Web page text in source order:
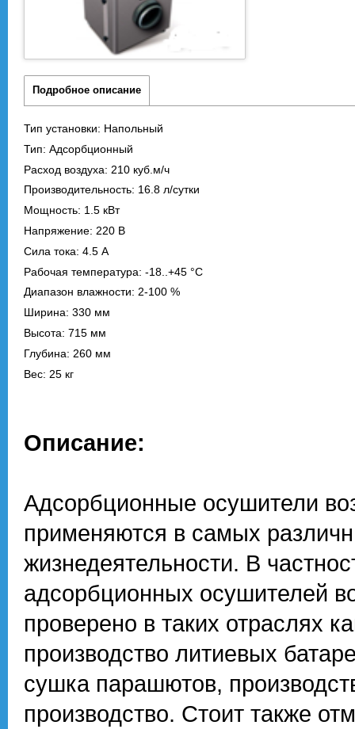
Подробное описание
Тип установки: Напольный
Тип: Адсорбционный
Расход воздуха: 210 куб.м/ч
Производительность: 16.8 л/сутки
Мощность: 1.5 кВт
Напряжение: 220 В
Сила тока: 4.5 А
Рабочая температура: -18..+45 °C
Диапазон влажности: 2-100 %
Ширина: 330 мм
Высота: 715 мм
Глубина: 260 мм
Вес: 25 кг
Описание:
Адсорбционные осушители
применяются в самых
жизнедеятельности. В
адсорбционных осушителей
проверено в таких отраслях
производство литиевых
сушка парашютов,
производство. Стоит также